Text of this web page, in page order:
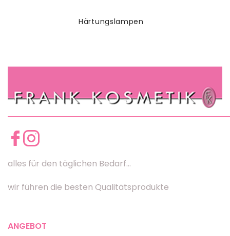
Härtungslampen
alles für den täglichen Bedarf...
wir führen die besten Qualitätsprodukte
ANGEBOT